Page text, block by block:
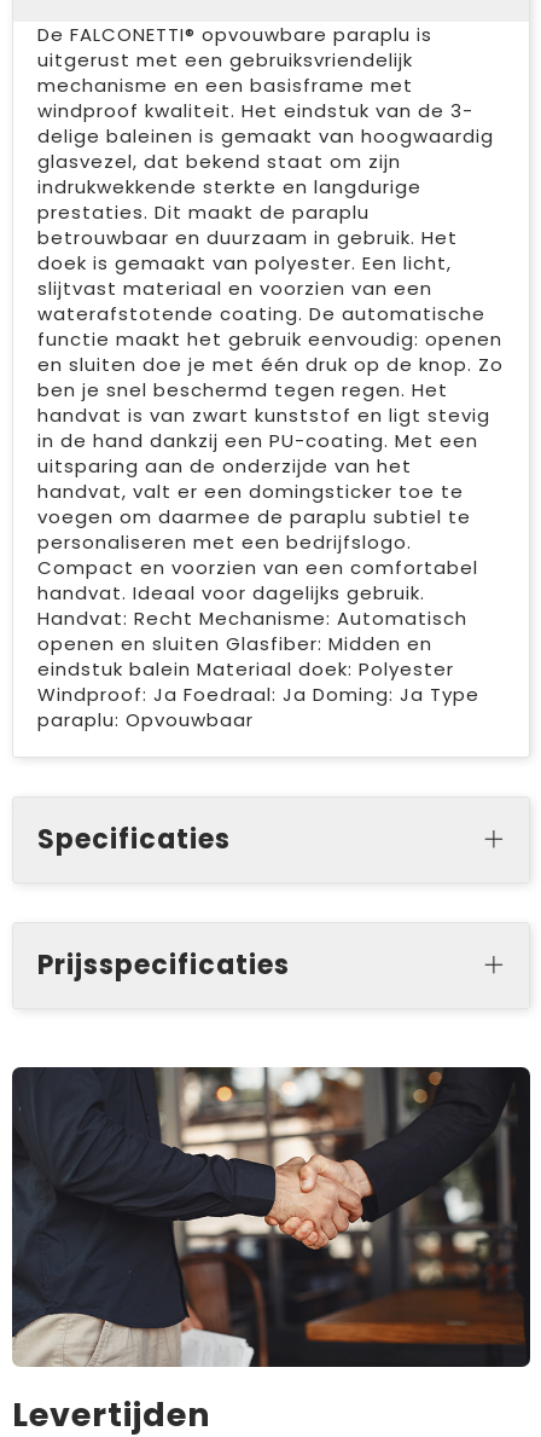
De FALCONETTI® opvouwbare paraplu is
uitgerust met een gebruiksvriendelijk
mechanisme en een basisframe met
windproof kwaliteit. Het eindstuk van de 3-
delige baleinen is gemaakt van hoogwaardig
glasvezel, dat bekend staat om zijn
indrukwekkende sterkte en langdurige
prestaties. Dit maakt de paraplu
betrouwbaar en duurzaam in gebruik. Het
doek is gemaakt van polyester. Een licht,
slijtvast materiaal en voorzien van een
waterafstotende coating. De automatische
functie maakt het gebruik eenvoudig: openen
en sluiten doe je met één druk op de knop. Zo
ben je snel beschermd tegen regen. Het
handvat is van zwart kunststof en ligt stevig
in de hand dankzij een PU-coating. Met een
uitsparing aan de onderzijde van het
handvat, valt er een domingsticker toe te
voegen om daarmee de paraplu subtiel te
personaliseren met een bedrijfslogo.
Compact en voorzien van een comfortabel
handvat. Ideaal voor dagelijks gebruik.
Handvat: Recht Mechanisme: Automatisch
openen en sluiten Glasfiber: Midden en
eindstuk balein Materiaal doek: Polyester
Windproof: Ja Foedraal: Ja Doming: Ja Type
paraplu: Opvouwbaar
Specificaties
Prijsspecificaties
Levertijden